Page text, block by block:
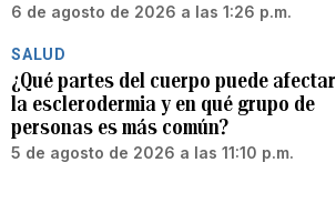
6 de agosto de 2026 a las 1:26 p.m.
SALUD
¿Qué partes del cuerpo puede afectar
la esclerodermia y en qué grupo de
personas es más común?
5 de agosto de 2026 a las 11:10 p.m.